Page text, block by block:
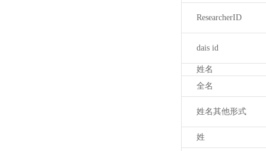
ResearcherID
dais id
姓名
全名
姓名其他形式
姓